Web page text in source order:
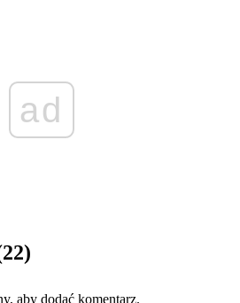
ad
aby dodać komentarz.